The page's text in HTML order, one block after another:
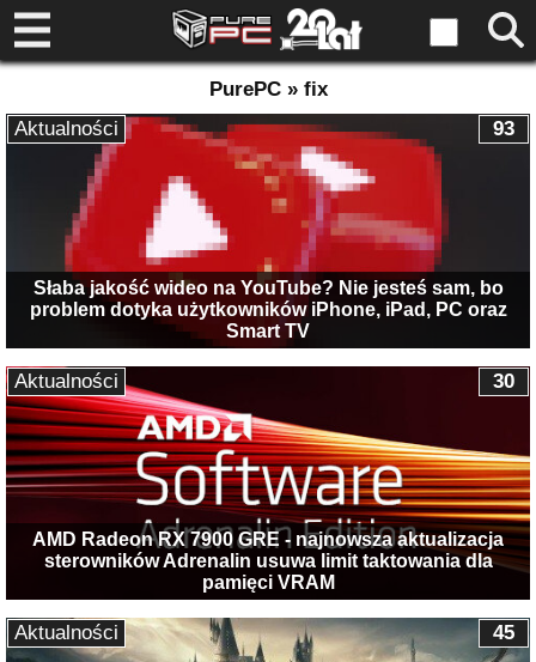
PurePC » fix
Słaba jakość wideo na YouTube? Nie jesteś sam, bo
problem dotyka użytkowników iPhone, iPad, PC oraz
Smart TV
93
Aktualności
AMD Radeon RX 7900 GRE - najnowsza aktualizacja
sterowników Adrenalin usuwa limit taktowania dla
pamięci VRAM
30
Aktualności
45
Aktualności